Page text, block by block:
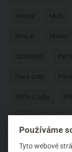
Mossa Muži
New in Nobilis
Opalování
Péče o rty
Péče o zuby
Přírodní značky
Používáme
Tyto webové